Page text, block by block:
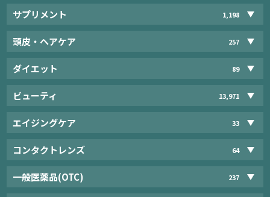
サプリメント 1,198
頭皮・ヘアケア 257
ダイエット 89
ビューティ 13,971
エイジングケア 33
コンタクトレンズ 64
一般医薬品(OTC) 237